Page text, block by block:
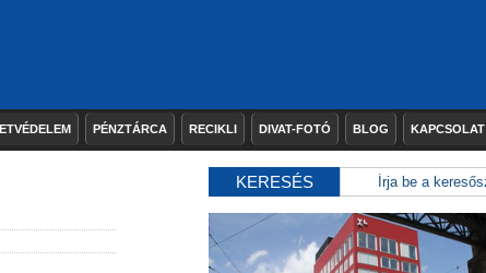
PÉNZTÁRCA RECIKLI DIVAT-FOTÓ BLOG KAPCSOLAT
KERESÉS